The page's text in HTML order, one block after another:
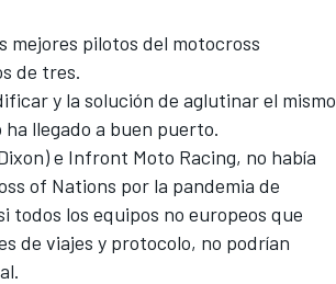
mejores pilotos del motocross
de tres.
y la solución de aglutinar el mismo
ha llegado a buen puerto.
e Infront Moto Racing, no había
of Nations por la pandemia de
todos los equipos no europeos que
de viajes y protocolo, no podrían